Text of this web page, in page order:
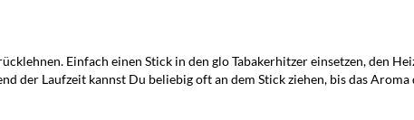
Einfach einen Stick in den glo Tabakerhitzer einsetzen, den
der Laufzeit kannst Du beliebig oft an dem Stick ziehen, bis das Aroma